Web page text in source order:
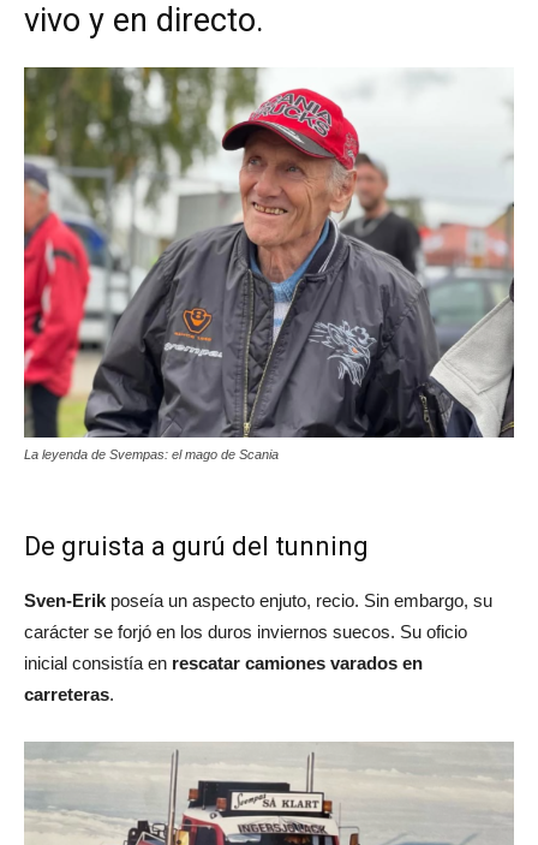
vivo y en directo.
La leyenda de Svempas: el mago de Scania
De gruista a gurú del tunning
Sven-Erik poseía un aspecto enjuto, recio. Sin embargo, su
carácter se forjó en los duros inviernos suecos. Su oficio
inicial consistía en rescatar camiones varados en
carreteras.